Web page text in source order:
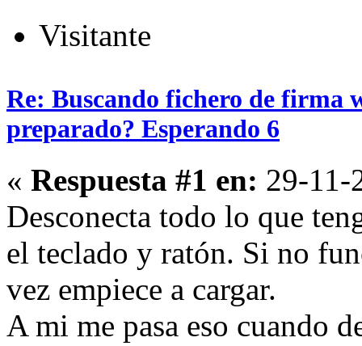
Visitante
Re: Buscando fichero de firma
preparado? Esperando 6
« Respuesta #1 en: 29-11-
Desconecta todo lo que
el teclado y ratón. Si no
vez empiece a cargar.
A mi me pasa eso cuando